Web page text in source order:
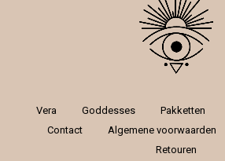
Vera Goddesses Pakketten
Contact
Algemene voorwaarden
Retouren